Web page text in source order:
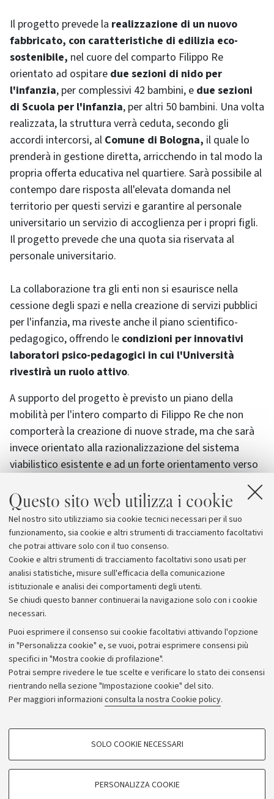
Questo sito web utilizza i cookie
Nel nostro sito utilizziamo sia cookie tecnici necessari per il suo
funzionamento, sia cookie e altri strumenti di tracciamento facoltativi
che potrai attivare solo con il tuo consenso.
Cookie e altri strumenti di tracciamento facoltativi sono usati per
analisi statistiche, misure sull'efficacia della comunicazione
istituzionale e analisi dei comportamenti degli utenti.
Se chiudi questo banner continuerai la navigazione solo con i cookie
necessari.
Puoi esprimere il consenso sui cookie facoltativi attivando l'opzione
in "Personalizza cookie" e, se vuoi, potrai esprimere consensi più
specifici in "Mostra cookie di profilazione".
Potrai sempre rivedere le tue scelte e verificare lo stato dei consensi
rientrando nella sezione "Impostazione cookie" del sito.
Per maggiori informazioni consulta la nostra Cookie policy.
COOKIE DI PROFILAZIONE - FACOLTATIVI
SOLO COOKIE NECESSARI
PERSONALIZZA COOKIE
Il progetto prevede la realizzazione di un nuovo
fabbricato, con caratteristiche di edilizia eco-
sostenibile, nel cuore del comparto Filippo Re
orientato ad ospitare due sezioni di nido per
l'infanzia, per complessivi 42 bambini, e due sezioni
di Scuola per l'infanzia, per altri 50 bambini. Una volta
realizzata, la struttura verrà ceduta, secondo gli
accordi intercorsi, al Comune di Bologna, il quale lo
prenderà in gestione diretta, arricchendo in tal modo la
propria offerta educativa nel quartiere. Sarà possibile al
contempo dare risposta all'elevata domanda nel
territorio per questi servizi e garantire al personale
universitario un servizio di accoglienza per i propri figli.
Il progetto prevede che una quota sia riservata al
personale universitario.
La collaborazione tra gli enti non si esaurisce nella
cessione degli spazi e nella creazione di servizi pubblici
per l'infanzia, ma riveste anche il piano scientifico-
pedagogico, offrendo le condizioni per innovativi
laboratori psico-pedagogici in cui l'Università
rivestirà un ruolo attivo.
A supporto del progetto è previsto un piano della
mobilità per l'intero comparto di Filippo Re che non
comporterà la creazione di nuove strade, ma che sarà
invece orientato alla razionalizzazione del sistema
viabilistico esistente e ad un forte orientamento verso
la mobilità sostenibile, di cui la componente ciclabile
avrà un ruolo centrale. L'Area di Filippo Re, secondo
questi elementi, recupererà la propria vocazione di tipo
sostenibile e la caratteristica di accoglienza ed
inclusione sociale.
Archivio
Comunicati stampa
Redazione
Rassegna stampa
© Copyright 2026 - ALMA MATER STUDIORUM - Università di